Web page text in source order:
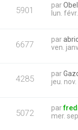
5901 par
lun.
6677 par
ven.
4285 par
jeu.
5072 par
mer.